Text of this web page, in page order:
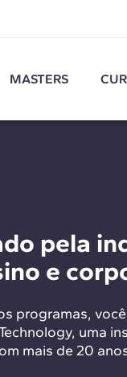
MASTERS
pela
e
programas,
uma
mais de 20